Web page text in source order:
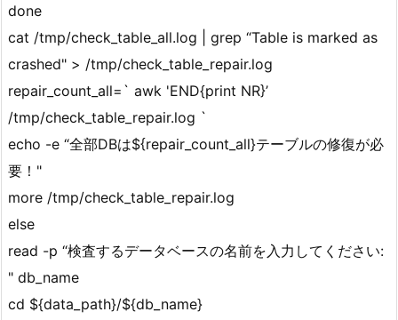
done
cat /tmp/check_table_all.log | grep “Table is marked as
crashed" > /tmp/check_table_repair.log
repair_count_all=` awk 'END{print NR}’
/tmp/check_table_repair.log `
echo -e “全部DBは${repair_count_all}テーブルの修復が必
要！"
more /tmp/check_table_repair.log
else
read -p “検査するデータベースの名前を入力してください:
" db_name
cd ${data_path}/${db_name}